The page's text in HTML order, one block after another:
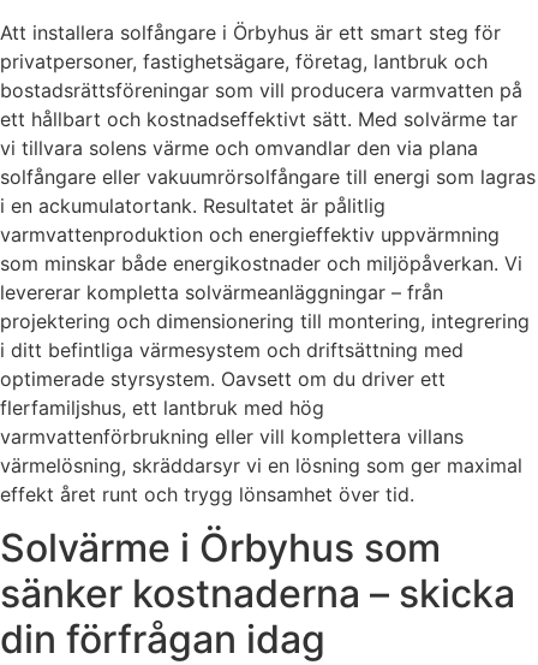
Att installera solfångare i Örbyhus är ett smart steg för
privatpersoner, fastighetsägare, företag, lantbruk och
bostadsrättsföreningar som vill producera varmvatten på
ett hållbart och kostnadseffektivt sätt. Med solvärme tar
vi tillvara solens värme och omvandlar den via plana
solfångare eller vakuumrörsolfångare till energi som lagras
i en ackumulatortank. Resultatet är pålitlig
varmvattenproduktion och energieffektiv uppvärmning
som minskar både energikostnader och miljöpåverkan. Vi
levererar kompletta solvärmeanläggningar – från
projektering och dimensionering till montering, integrering
i ditt befintliga värmesystem och driftsättning med
optimerade styrsystem. Oavsett om du driver ett
flerfamiljshus, ett lantbruk med hög
varmvattenförbrukning eller vill komplettera villans
värmelösning, skräddarsyr vi en lösning som ger maximal
effekt året runt och trygg lönsamhet över tid.
Solvärme i Örbyhus som
sänker kostnaderna – skicka
din förfrågan idag